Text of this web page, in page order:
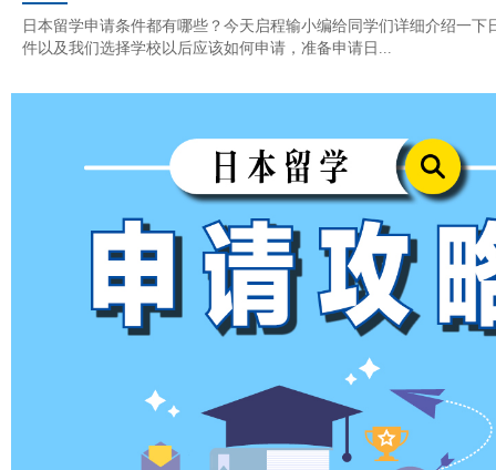
日本留学申请条件都有哪些？今天启程输小编给同学们详细介绍一下
件以及我们选择学校以后应该如何申请，准备申请日...